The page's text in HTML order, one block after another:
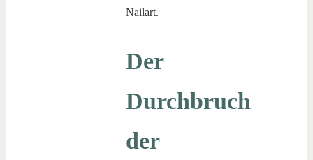
Nailart.
Der
Durchbruch
der